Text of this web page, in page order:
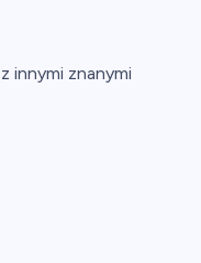
innymi znanymi